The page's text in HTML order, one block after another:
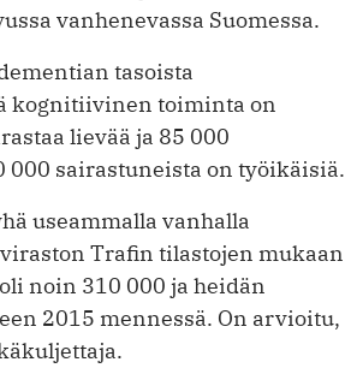
vanhenevassa Suomessa.
tasoista
kognitiivinen toiminta on
lievää ja 85 000
000 sairastuneista on työikäisiä.
useammalla vanhalla
Trafin tilastojen mukaan
noin 310 000 ja heidän
2015 mennessä. On arvioitu,